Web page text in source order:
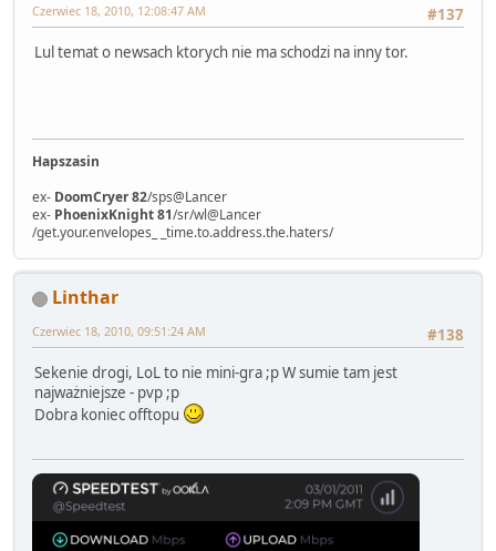
#137
Czerwiec 18, 2010, 12:08:47 AM
Lul temat o newsach ktorych nie ma schodzi na inny tor.
Hapszasin
ex- DoomCryer 82/sps@Lancer
ex- PhoenixKnight 81/sr/wl@Lancer
/get.your.envelopes_ _time.to.address.the.haters/
Linthar
#138
Czerwiec 18, 2010, 09:51:24 AM
Sekenie drogi, LoL to nie mini-gra ;p W sumie tam jest
najważniejsze - pvp ;p
Dobra koniec offtopu